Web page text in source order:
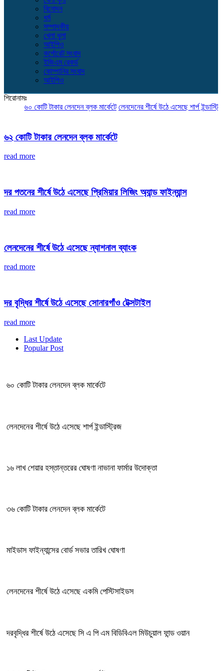
বিনোদন
ধর্ম
সম্পাদকীয়
খেলা ধুলা
আইপিও
কর্পোরেট সংবাদ
ইজিএম রেকর্ড
কোম্পানির সংবাদ
আইপিও
শিরোনামঃ
৬০ কোটি টাকার লেনদেন ব্লক মার্কেটে লেনদেনের শীর্ষে উঠে এসেছে শার্প ইন্ডাস্ট্রিজ
৬২ কোটি টাকার লেনদেন ব্লক মার্কেটে
read more
দর পতনের শীর্ষে উঠে এসেছে প্রিমিয়ার লিজিং অ্যান্ড ফাইন্যান্স
read more
লেনদেনের শীর্ষে উঠে এসেছে ন্যাশনাল ব্যাংক
read more
দর বৃদ্ধির শীর্ষে উঠে এসেছে সোনারগাঁও টেক্সটাইল
read more
Last Update
Popular Post
৬০ কোটি টাকার লেনদেন ব্লক মার্কেটে
লেনদেনের শীর্ষে উঠে এসেছে শার্প ইন্ডাস্ট্রিজ
১৬ লাখ শেয়ার হস্তান্তরের ঘোষণা নাভানা ফার্মার উদোক্তা
৩৬ কোটি টাকার লেনদেন ব্লক মার্কেটে
মাইডাস ফাইন্যান্সের বোর্ড সভার তারিখ ঘোষণা
লেনদেনের শীর্ষে উঠে এসেছে একমি পেস্টিসাইডস
দরবৃদ্ধির শীর্ষে উঠে এসেছে সি এ পি এম বিডিবিএল মিউচুয়াল ফান্ড ওয়ান